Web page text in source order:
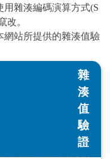
雜湊編碼演算方式(S
改。
網站所提供的雜湊值驗
雜
湊
值
驗
證